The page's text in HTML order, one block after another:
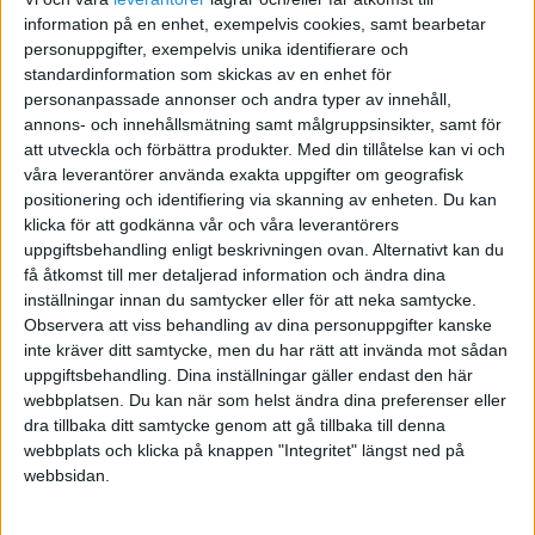
information på en enhet, exempelvis cookies, samt bearbetar
personuppgifter, exempelvis unika identifierare och
standardinformation som skickas av en enhet för
personanpassade annonser och andra typer av innehåll,
annons- och innehållsmätning samt målgruppsinsikter, samt för
att utveckla och förbättra produkter. Med din tillåtelse kan vi och
våra leverantörer använda exakta uppgifter om geografisk
positionering och identifiering via skanning av enheten. Du kan
klicka för att godkänna vår och våra leverantörers
uppgiftsbehandling enligt beskrivningen ovan. Alternativt kan du
få åtkomst till mer detaljerad information och ändra dina
inställningar innan du samtycker eller för att neka samtycke.
Observera att viss behandling av dina personuppgifter kanske
inte kräver ditt samtycke, men du har rätt att invända mot sådan
uppgiftsbehandling. Dina inställningar gäller endast den här
webbplatsen. Du kan när som helst ändra dina preferenser eller
dra tillbaka ditt samtycke genom att gå tillbaka till denna
webbplats och klicka på knappen "Integritet" längst ned på
webbsidan.
har en differens på -1 SEK. Känns mer som att
det är en avrundning som gått fel någonstans..
Behövs detta åtgärdas och i så fall hur?
Fotograf Christoffer Duff - www.buddleia.se
Hans F
2010-04-27 17:30
Tanken med momsrapporten är ju att saldot på
momskontona 2611, 2641 skall nollas och
överföras till 2650 (eller eget kapital)